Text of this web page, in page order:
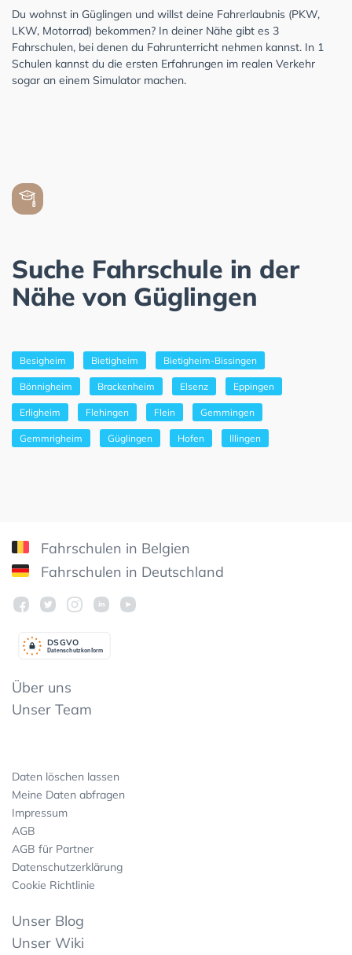
Du wohnst in Güglingen und willst deine Fahrerlaubnis (PKW,
LKW, Motorrad) bekommen? In deiner Nähe gibt es 3
Fahrschulen, bei denen du Fahrunterricht nehmen kannst. In 1
Schulen kannst du die ersten Erfahrungen im realen Verkehr
sogar an einem Simulator machen.
Suche Fahrschule in der
Nähe von Güglingen
Besigheim Bietigheim Bietigheim-Bissingen
Bönnigheim Brackenheim Elsenz Eppingen
Erligheim Flehingen Flein Gemmingen
Gemmrigheim Güglingen Hofen Illingen
Fahrschulen in Belgien
Fahrschulen in Deutschland
Datenschutzkonform
DSGVO
Über uns
Unser Team
Daten löschen lassen
Meine Daten abfragen
Impressum
AGB
AGB für Partner
Datenschutzerklärung
Cookie Richtlinie
Unser Blog
Unser Wiki